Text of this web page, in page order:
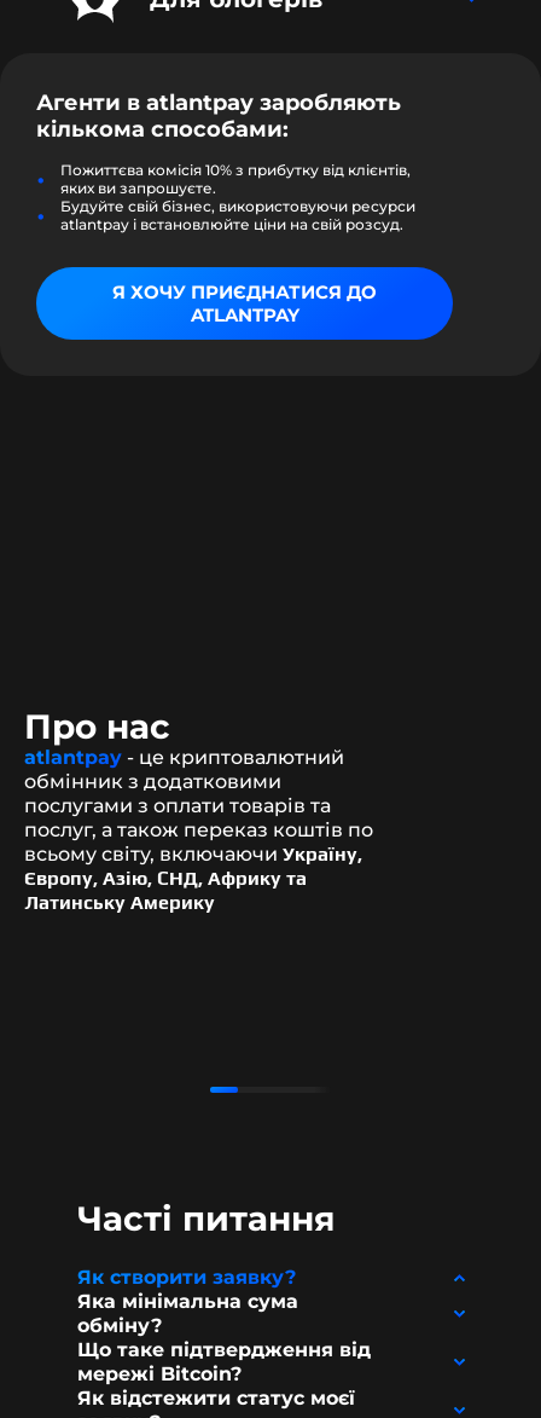
Агенти в atlantpay заробляють
кількома способами:
Пожиттєва комісія 10% з прибутку від клієнтів,
яких ви запрошуєте.
Будуйте свій бізнес, використовуючи ресурси
atlantpay і встановлюйте ціни на свій розсуд.
Я ХОЧУ ПРИЄДНАТИСЯ ДО
ATLANTPAY
Про нас
atlantpay - це криптовалютний
обмінник з додатковими
послугами з оплати товарів та
послуг, а також переказ коштів по
всьому світу, включаючи Україну,
Європу, Азію, СНД, Африку та
Латинську Америку
Часті питання
Як створити заявку?
Яка мінімальна сума
обміну?
Що таке підтвердження від
мережі Bitcoin?
Як відстежити статус моєї